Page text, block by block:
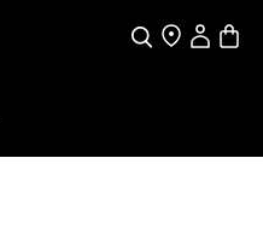
SearchFind a store
My